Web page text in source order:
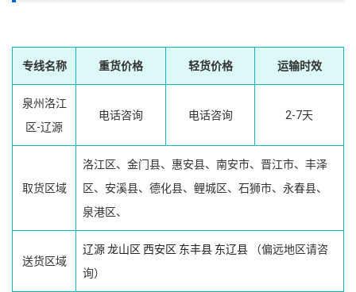
专线名称 重货价格 轻货价格 运输时效
泉州洛江
区-辽源
电话咨询 电话咨询 2-7天
取货区域
洛江区、金门县、惠安县、南安市、晋江市、丰泽
区、安溪县、德化县、鲤城区、石狮市、永春县、
泉港区、
送货区域
辽源龙山区 西安区 东丰县 东辽县 （偏远地区请咨
询）